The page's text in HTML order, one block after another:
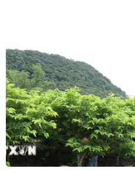
Giải thưởng cho tác phẩm
4 loại hình (báo in, báo điện
với cơ cấu giải mỗi loại hình
giải C, 2 giải Khuyến khích.